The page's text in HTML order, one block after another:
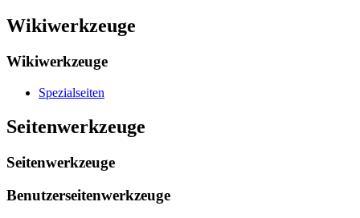
Wikiwerkzeuge
Wikiwerkzeuge
Spezialseiten
Seitenwerkzeuge
Seitenwerkzeuge
Benutzerseitenwerkzeuge